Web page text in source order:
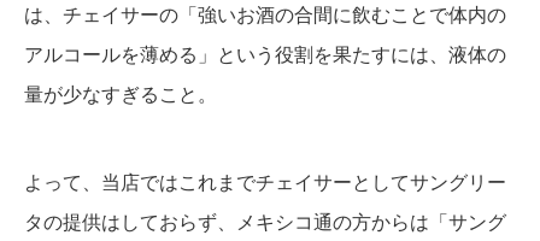
は、チェイサーの「強いお酒の合間に飲むことで体内の
アルコールを薄める」という役割を果たすには、液体の
量が少なすぎること。
よって、当店ではこれまでチェイサーとしてサングリー
タの提供はしておらず、メキシコ通の方からは「サング